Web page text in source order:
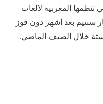
تنظمها المغربية لالعاب
بلغت قيمتها ازيد من 3 مليار سنتيم بعد اشهر دون فوز
خلال الصيف الماضي.